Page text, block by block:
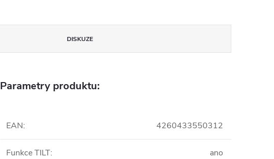
DISKUZE
Parametry produktu:
EAN: 4260433550312
Funkce TILT: ano